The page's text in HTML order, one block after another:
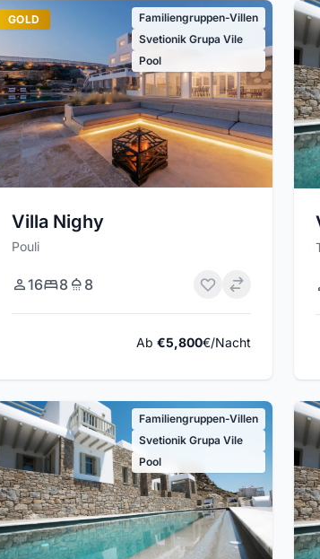
GOLD
Familiengruppen-Villen
Svetionik Grupa Vile
Pool
Villa Nighy
Pouli
16 8 8
Ab €5,800€/Nacht
Familiengruppen-Villen
Svetionik Grupa Vile
Pool